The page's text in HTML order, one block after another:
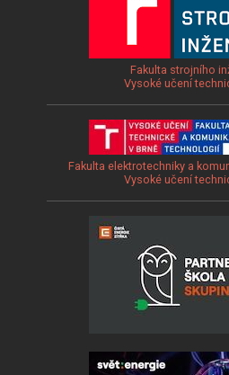
Fakulta strojního
Vysoké učení
Fakulta elektrotechniky a
Vysoké učení